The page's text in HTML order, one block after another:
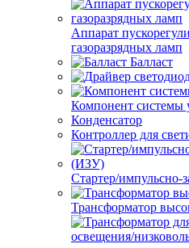
Аппарат
газоразрядных ламп
Балласт
Компонент системы
Конденсатор
Контроллер для
Стартер/
Трансформатор